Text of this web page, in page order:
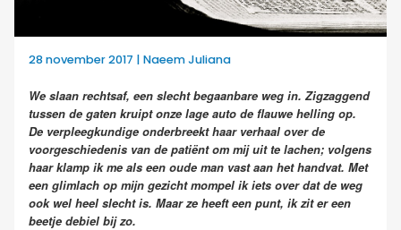
28 november 2017 | Naeem Juliana
We slaan rechtsaf, een slecht begaanbare weg in. Zigzaggend
tussen de gaten kruipt onze lage auto de flauwe helling op.
De verpleegkundige onderbreekt haar verhaal over de
voorgeschiedenis van de patiënt om mij uit te lachen; volgens
haar klamp ik me als een oude man vast aan het handvat. Met
een glimlach op mijn gezicht mompel ik iets over dat de weg
ook wel heel slecht is. Maar ze heeft een punt, ik zit er een
beetje debiel bij zo.